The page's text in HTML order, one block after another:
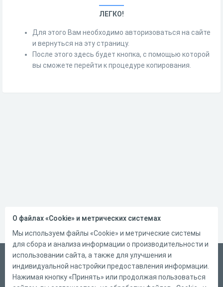
ЛЕГКО!
Для этого Вам необходимо авторизоваться на сайте
и вернуться на эту страницу.
После этого здесь будет кнопка, с помощью которой
вы сможете перейти к процедуре копирования.
Русский
Справка
О файлах «Cookie» и метрических системах
Мы используем файлы «Cookie» и метрические системы
для сбора и анализа информации о производительности и
использовании сайта, а также для улучшения и
индивидуальной настройки предоставления информации.
Нажимая кнопку «Принять» или продолжая пользоваться